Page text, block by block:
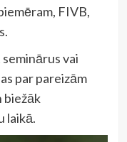
FIVB,
vai
par pareizām
biežāk
laikā.